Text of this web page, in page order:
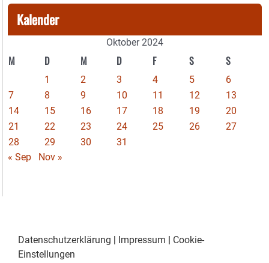
Kalender
Oktober 2024
M D M D F S S
1 2 3 4 5
6
7
8 9 10 11 12
13
14
15 16 17 18 19
20
21
22 23 24 25 26
27
28
29 30
31
« Sep
Nov »
Datenschutzerklärung Impressum
Cookie-
Einstellungen